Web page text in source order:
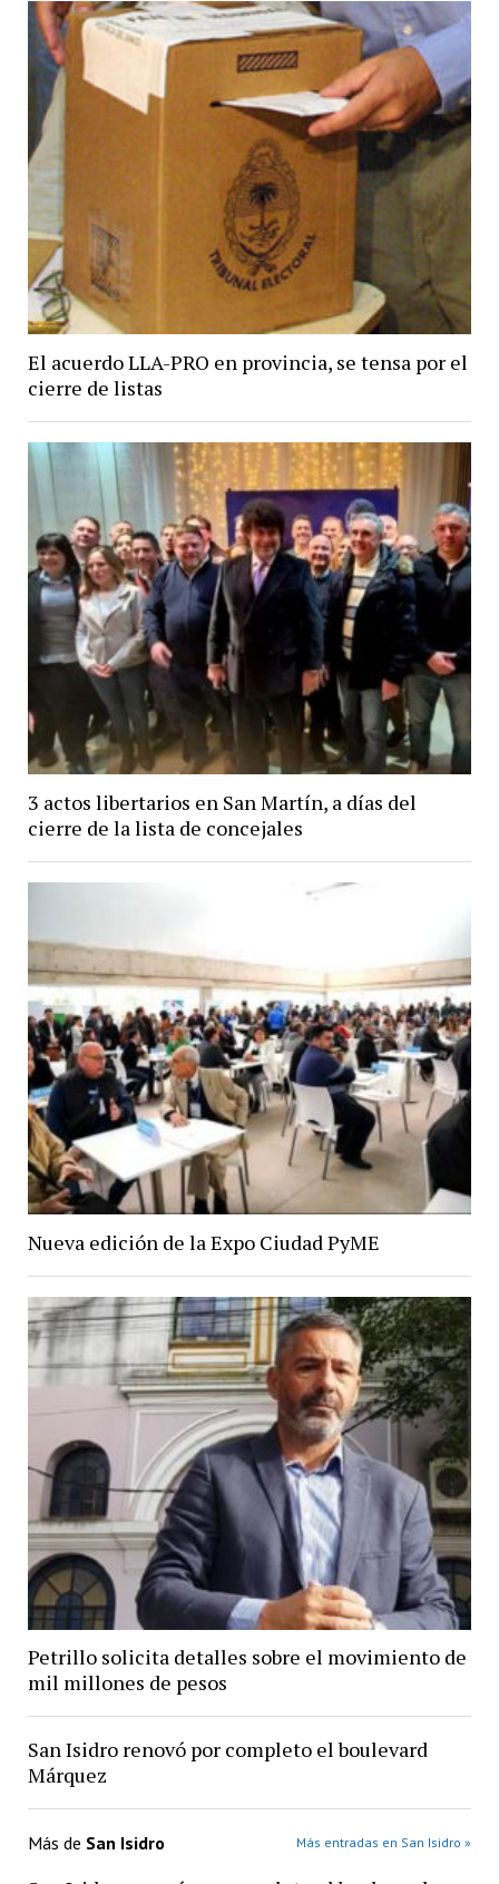
El acuerdo LLA-PRO en provincia, se tensa por el
cierre de listas
3 actos libertarios en San Martín, a días del
cierre de la lista de concejales
Nueva edición de la Expo Ciudad PyME
Petrillo solicita detalles sobre el movimiento de
mil millones de pesos
San Isidro renovó por completo el boulevard
Márquez
Más de San Isidro Más entradas en San Isidro »